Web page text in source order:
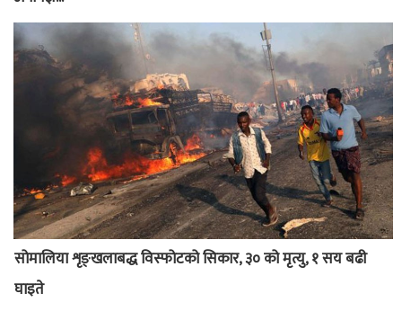
सोमालिया शृङ्खलाबद्ध विस्फोटको सिकार, ३० को मृत्यु, १ सय बढी
घाइते